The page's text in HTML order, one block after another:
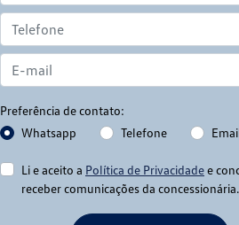
Preferência de contato:
Whatsapp
Telefone
Li e aceito a Política de Privacidadee
receber comunicações da concessionária.